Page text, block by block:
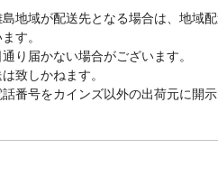
地域が配送先となる場合は、地域
す。
り届かない場合がございます。
致しかねます。
番号をカインズ以外の出荷元に開